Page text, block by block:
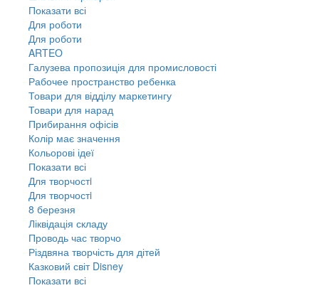
Показати всі
Для роботи
Для роботи
ARTEO
Галузева пропозиція для промисловості
Рабочее пространство ребенка
Товари для відділу маркетингу
Товари для нарад
Прибирання офісів
Колір має значення
Кольорові ідеї
Показати всі
Для творчостi
Для творчостi
8 березня
Ліквідація складу
Проводь час творчо
Різдвяна творчість для дітей
Казковий світ Disney
Показати всі